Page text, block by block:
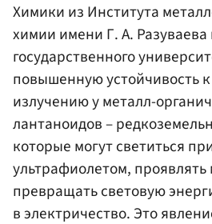
Химики из Института
химии имени Г. А.
государственного
повышенную устойчивость
излучению у металл-
лантаноидов –
которые могут светиться
ультрафиолетом,
превращать световую
в электричество. Это